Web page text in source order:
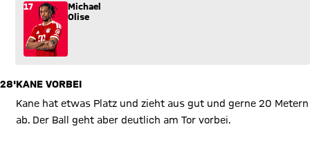
17
Michael
Olise
28'KANE VORBEI
Kane hat etwas Platz und zieht aus gut und gerne 20 Metern
ab. Der Ball geht aber deutlich am Tor vorbei.